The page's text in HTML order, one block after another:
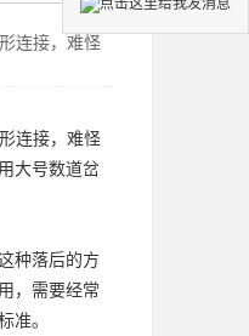
连接，难怪
连接，难怪
大号数道岔
种落后的方
，需要经常
准。